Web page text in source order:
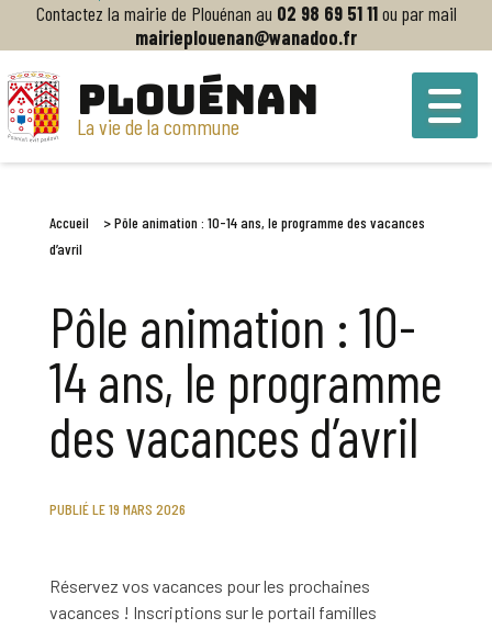
Contactez la mairie de Plouénan au 02 98 69 51 11ou par mail
mairieplouenan@wanadoo.fr
PLOUÉNAN
La vie de la commune
Accueil >Pôle animation : 10-14 ans, le programme des vacances
d’avril
Pôle animation : 10-
14 ans, le programme
des vacances d’avril
PUBLIÉ LE 19 MARS 2026
Réservez vos vacances pour les prochaines
vacances ! Inscriptions sur le portail familles